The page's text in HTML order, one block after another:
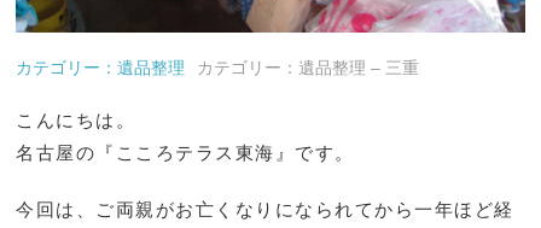
カテゴリー：遺品整理 カテゴリー：遺品整理 – 三重
こんにちは。
名古屋の『こころテラス東海』です。
今回は、ご両親がお亡くなりになられてから一年ほど経